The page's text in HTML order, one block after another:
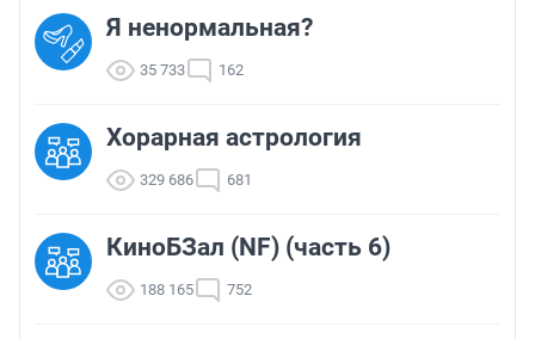
Я ненормальная?
35 733 162
Хорарная астрология
329 686 681
КиноБЗал (NF) (часть 6)
188 165 752